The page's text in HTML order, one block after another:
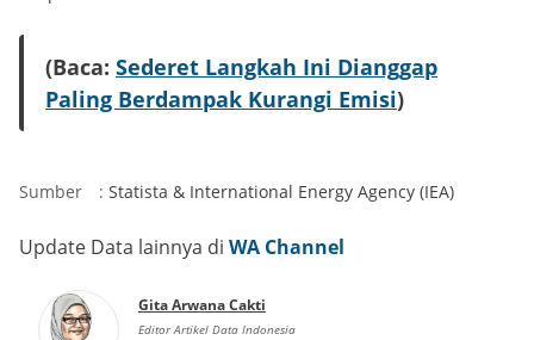
(Baca: Sederet Langkah Ini Dianggap
Paling Berdampak Kurangi Emisi)
Sumber : Statista & International Energy Agency (IEA)
Update Data lainnya di WA Channel
Gita Arwana Cakti
Editor Artikel Data Indonesia